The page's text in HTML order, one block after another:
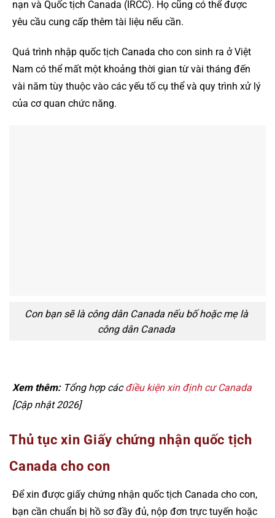
nạn và Quốc tịch Canada (IRCC). Họ cũng có thể được
yêu cầu cung cấp thêm tài liệu nếu cần.
Quá trình nhập quốc tịch Canada cho con sinh ra ở Việt
Nam có thể mất một khoảng thời gian từ vài tháng đến
vài năm tùy thuộc vào các yếu tố cụ thể và quy trình xử lý
của cơ quan chức năng.
Con bạn sẽ là công dân Canada nếu bố hoặc mẹ là
công dân Canada
Xem thêm:Tổng hợp cácđiều kiện xin định cư Canada
[Cập nhật 2026]
Thủ tục xin Giấy chứng nhận quốc tịch
Canada cho con
Để xin được giấy chứng nhận quốc tịch Canada cho con,
bạn cần chuẩn bị hồ sơ đầy đủ, nộp đơn trực tuyến hoặc